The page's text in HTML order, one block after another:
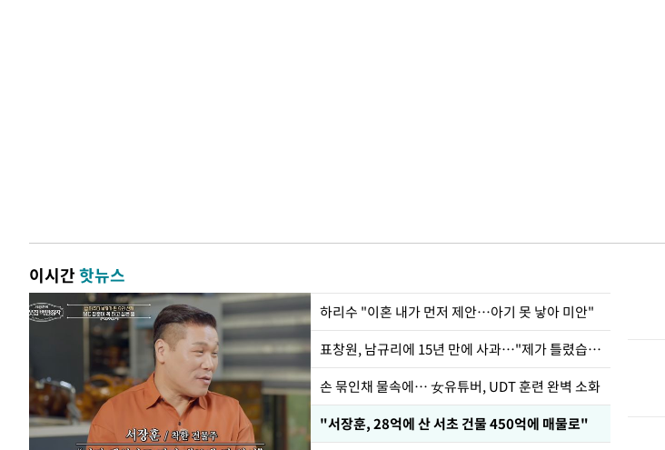
이시간핫뉴스
하리수 "이혼 내가 먼저 제안…아기 못 낳아 미안"
표창원, 남규리에 15년 만에 사과…"제가 틀렸습니다"
손 묶인채 물속에… 女유튜버, UDT 훈련 완벽 소화
"서장훈, 28억에 산 서초 건물 450억에 매물로"